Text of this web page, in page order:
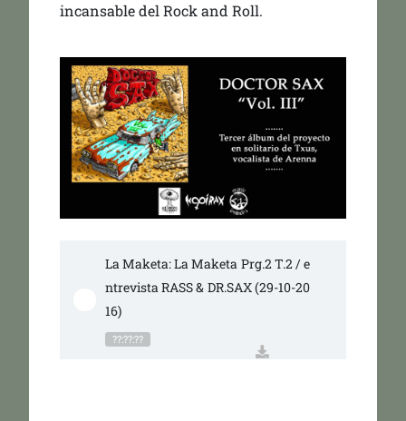
incansable del Rock and Roll.
La Maketa: La Maketa Prg.2 T.2 / e
ntrevista RASS & DR.SAX (29-10-20
16)
??:??:??